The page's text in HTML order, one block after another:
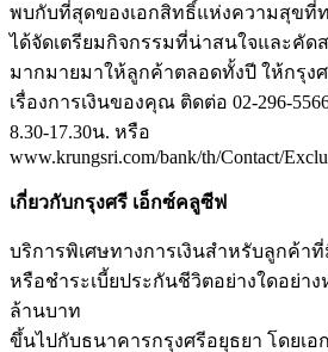
พบกับที่สุดของเอกสิทธิ์แห่งความสุขที่
ได้จัดเตรียมกิจกรรมที่น่าสนใจและคัด
มากมายมาให้ลูกค้าตลอดทั้งปี ให้กรุง
เรื่องการเงินของคุณ ติดต่อ 02-296-
8.30-17.30น. หรือ
www.krungsri.com/bank/th/Contact/
เกี่ยวกับกรุงศรี เอ็กซ์คลูซีฟ
บริการพิเศษทางการเงินสำหรับลูกค้า
หรือชำระเบี้ยประกันชีวิตอย่างใดอย่า
ล้านบาท
ขึ้นไปกับธนาคารกรุงศรีอยุธยา โดยเอ